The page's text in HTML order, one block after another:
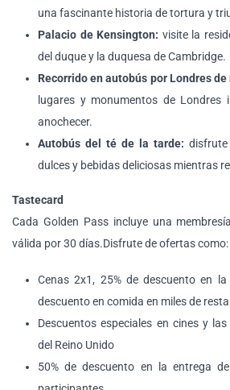
una fascinante historia de tortura y
Palacio de Kensington: visite la
del duque y la duquesa de Cambridge.
Recorrido en autobús por Londres de
lugares y monumentos de Londres
anochecer.
Autobús del té de la tarde: disfrute
dulces y bebidas deliciosas mientras
Tastecard
Cada Golden Pass incluye una
válida por 30 días.Disfrute de ofertas como:
Cenas 2x1, 25% de descuento en
descuento en comida en miles de
Descuentos especiales en cines y
del Reino Unido
50% de descuento en la entrega